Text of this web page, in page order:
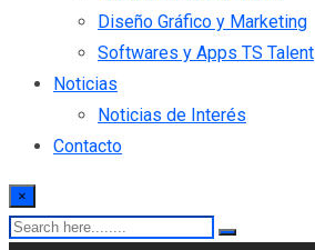
Diseño Gráfico y Marketing
Softwares y Apps TS Talent
Noticias
Noticias de Interés
Contacto
×